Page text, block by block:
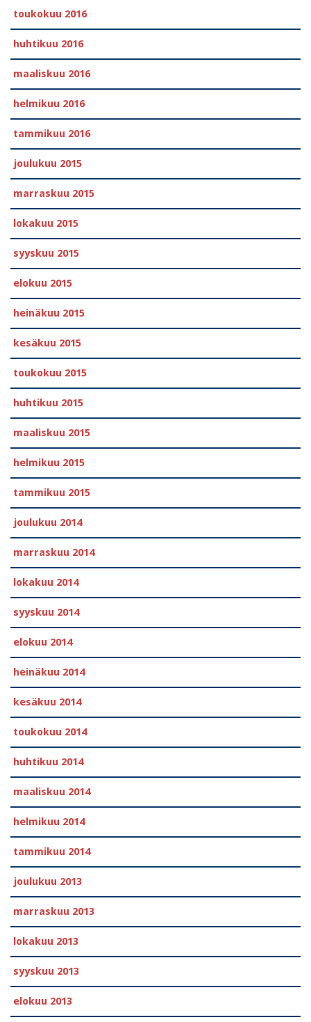
toukokuu 2016
huhtikuu 2016
maaliskuu 2016
helmikuu 2016
tammikuu 2016
joulukuu 2015
marraskuu 2015
lokakuu 2015
syyskuu 2015
elokuu 2015
heinäkuu 2015
kesäkuu 2015
toukokuu 2015
huhtikuu 2015
maaliskuu 2015
helmikuu 2015
tammikuu 2015
joulukuu 2014
marraskuu 2014
lokakuu 2014
syyskuu 2014
elokuu 2014
heinäkuu 2014
kesäkuu 2014
toukokuu 2014
huhtikuu 2014
maaliskuu 2014
helmikuu 2014
tammikuu 2014
joulukuu 2013
marraskuu 2013
lokakuu 2013
syyskuu 2013
elokuu 2013